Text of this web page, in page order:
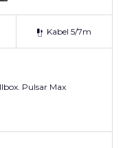
Kabel 5/7m
Pulsar Max